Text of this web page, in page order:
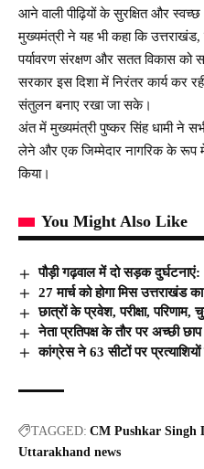
आने वाली पीढ़ियों के सुरक्षित और
मुख्यमंत्री ने यह भी कहा कि
पर्यावरण संरक्षण और सतत विकास को
सरकार इस दिशा में निरंतर कार्य कर
संतुलन बनाए रखा जा सके।
अंत में मुख्यमंत्री पुष्कर सिंह धामी ने
लेने और एक जिम्मेदार नागरिक के रूप
किया।
You Might Also Like
पौड़ी गढ़वाल में दो सड़क
27 मार्च को होगा मिस उत्तराखंड
छात्रों के प्रवेश, परीक्षा, परिणाम,
नेता प्रतिपक्ष के तौर पर अच्छी
कांग्रेस ने 63 सीटों पर
TAGGED: CM Pushkar Singh
Uttarakhand news